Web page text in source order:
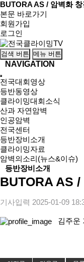
BUTORA AS / 암벽화
본문 바로가기
회원가입
로그인
검색 버튼 메뉴 버튼
NAVIGATION
전국대회영상
등반동영상
클라이밍대회소식
산과 자연암벽
인공암벽
전국센터
등반장비소개
클라이밍자료
암벽의소리(뉴스&이슈)
등반장비소개
BUTORA AS /
기사입력 2025-01-09
김주운